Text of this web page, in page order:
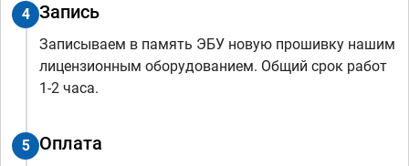
4 Запись
Записываем в память ЭБУ новую прошивку нашим
лицензионным оборудованием. Общий срок работ
1-2 часа.
5 Оплата